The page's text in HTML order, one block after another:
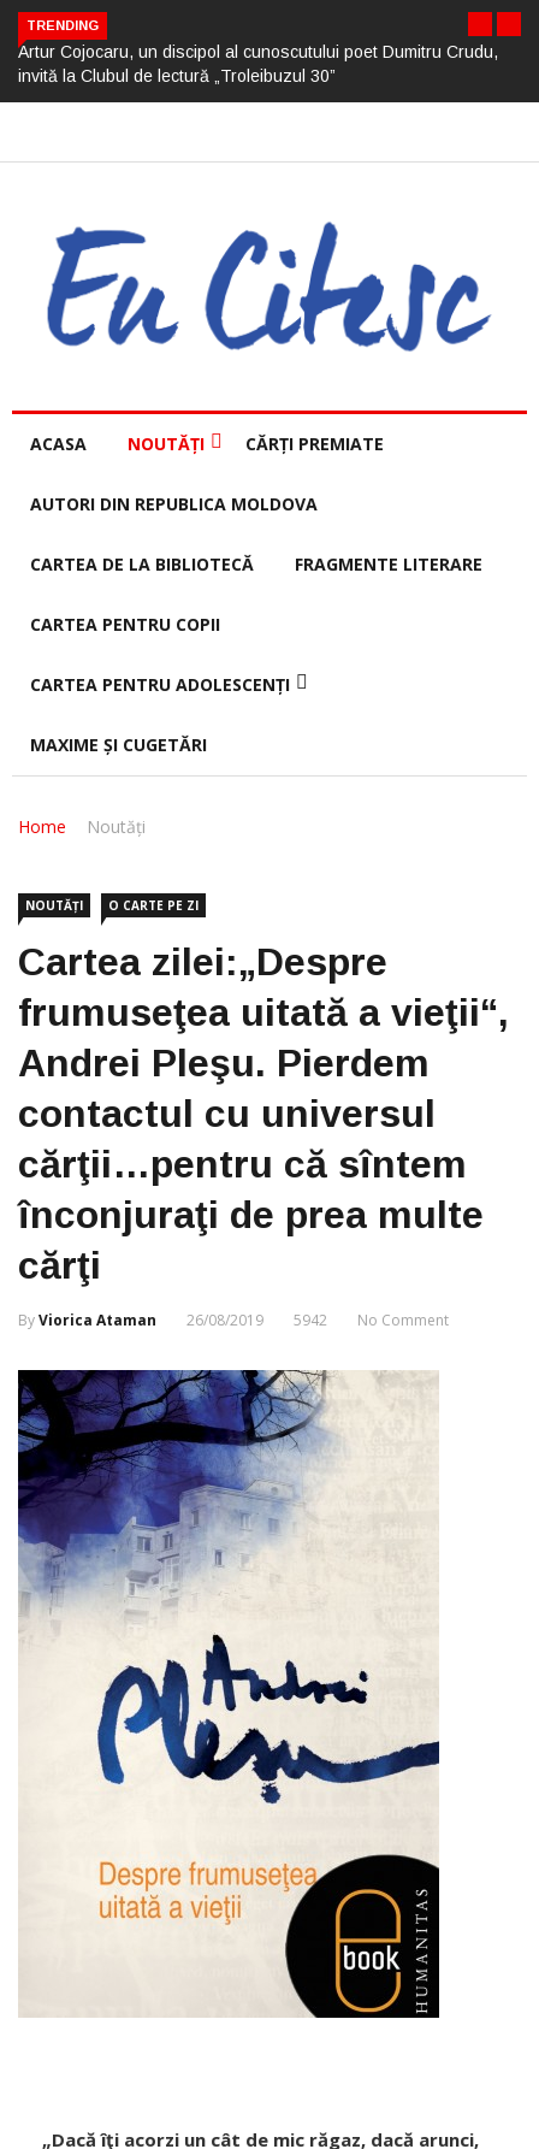
TRENDING
Artur Cojocaru, un discipol al cunoscutului poet Dumitru Crudu,
invită la Clubul de lectură „Troleibuzul 30”
ACASA NOUTĂȚI CĂRȚI PREMIATE
AUTORI DIN REPUBLICA MOLDOVA
CARTEA DE LA BIBLIOTECĂ FRAGMENTE LITERARE
CARTEA PENTRU COPII
CARTEA PENTRU ADOLESCENȚI
MAXIME ȘI CUGETĂRI
Home Noutăți
NOUTĂȚI O CARTE PE ZI
Cartea zilei:„Despre
frumuseţea uitată a vieţii“,
Andrei Pleşu. Pierdem
contactul cu universul
cărţii…pentru că sîntem
înconjuraţi de prea multe
cărţi
ByViorica Ataman 26/08/2019 5942 No Comment
„Dacă îţi acorzi un cât de mic răgaz, dacă arunci,